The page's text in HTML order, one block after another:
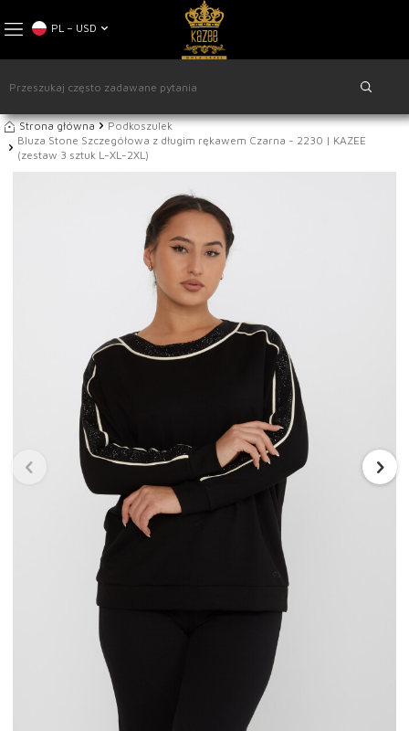
PL − USD
Strona główna
Podkoszulek
Bluza Stone Szczegółowa z długim rękawem Czarna - 2230 | KAZEE
(zestaw 3 sztuk L-XL-2XL)